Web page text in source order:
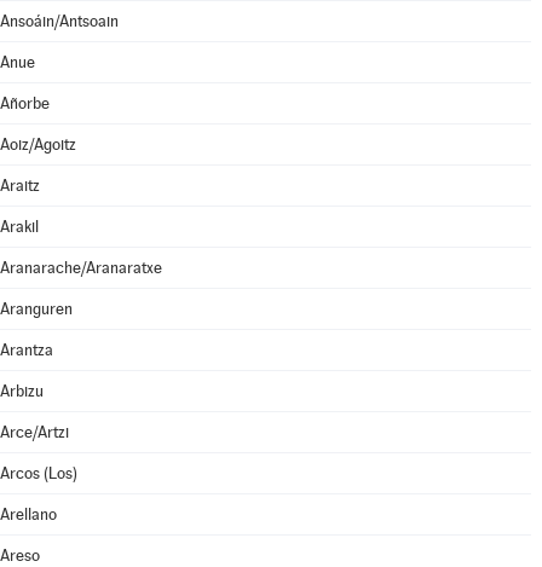
Ansoáin/Antsoain
Anue
Añorbe
Aoiz/Agoitz
Araitz
Arakil
Aranarache/Aranaratxe
Aranguren
Arantza
Arbizu
Arce/Artzi
Arcos (Los)
Arellano
Areso